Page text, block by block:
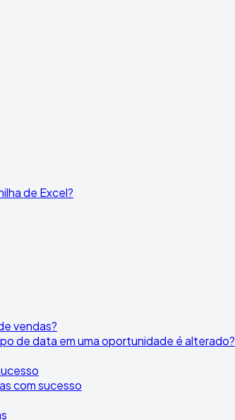
de Excel?
vendas?
de data em uma oportunidade é alterado?
com sucesso